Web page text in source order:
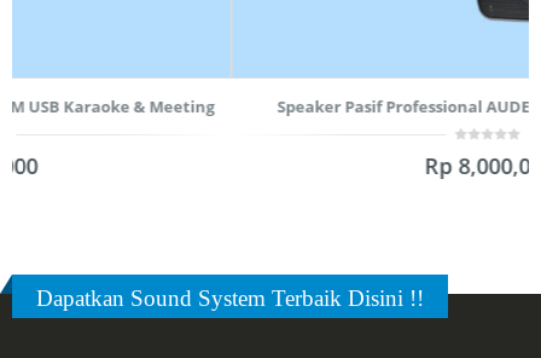
Speaker Pasif Professional AUDERPRO AP-125X, 15 Inch
Dapatkan Sound System Terbaik Disini !!